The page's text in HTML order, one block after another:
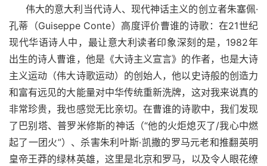
伟大的意大利当代诗人、现代神话主义的创立者朱塞佩·
孔蒂（Guiseppe Conte）高度评价曹谁的诗歌： 在21世纪
现代华语诗人中，最让意大利读者印象深刻的是， 1982年
出生的诗人曹谁，他是《大诗主义宣言》的作者，也是大诗
主义运动（伟大诗歌运动）的创始人，他以史诗般的创造力
和富有远见的大能量对中华传统重新洗牌，这对我来说真的
非常珍贵，我也感觉无比亲切。在曹谁的诗歌中，我们发现
了巴别塔、普罗米修斯的神话（“他的火炬熄灭了/我心中燃
起了一团火”）、杀害朱利叶斯·凯撒的罗马元老和推翻英明
皇帝王莽的绿林英雄，这里是北京和罗马，以及令人眼花缭